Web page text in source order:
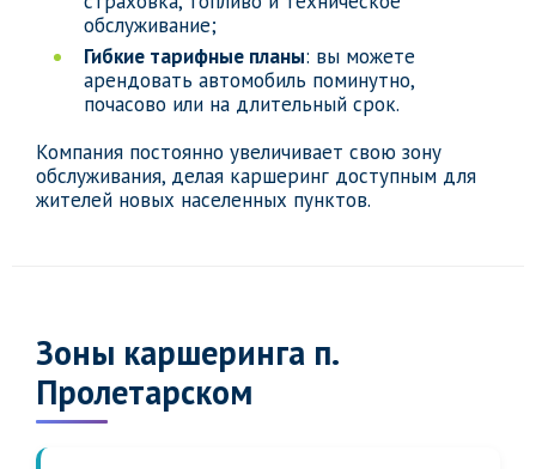
обслуживание;
Гибкие тарифные планы: вы можете
арендовать автомобиль поминутно,
почасово или на длительный срок.
Компания постоянно увеличивает свою зону
обслуживания, делая каршеринг доступным для
жителей новых населенных пунктов.
Зоны каршеринга п.
Пролетарском